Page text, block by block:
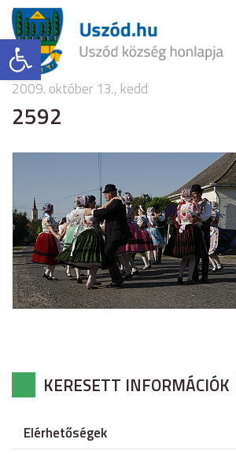
Eszköztár megnyitása
2009. október 13., kedd
2592
KERESETT INFORMÁCIÓK
Elérhetőségek